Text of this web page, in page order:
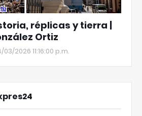
réplicas y tierra |
Ortiz
03/2026 11:16:00 p.m.